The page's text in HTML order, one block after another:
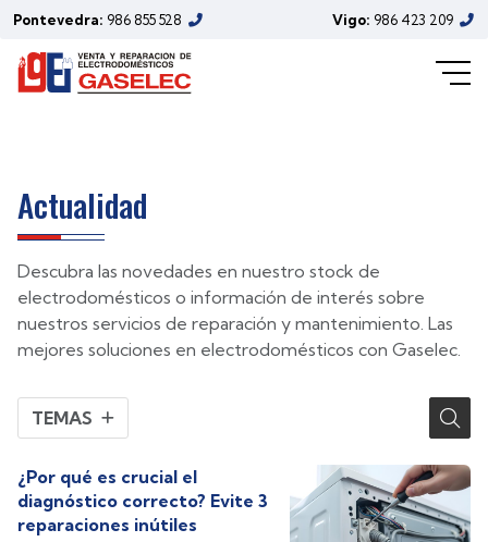
Pontevedra: 986 855 528 Vigo: 986 423 209
electrodomésticos de Gaselec
(Febrero/2026)
Actualidad
Descubra las novedades en nuestro stock de
electrodomésticos o información de interés sobre
nuestros servicios de reparación y mantenimiento. Las
mejores soluciones en electrodomésticos con Gaselec.
TEMAS
¿Por qué es crucial el
diagnóstico correcto? Evite 3
reparaciones inútiles